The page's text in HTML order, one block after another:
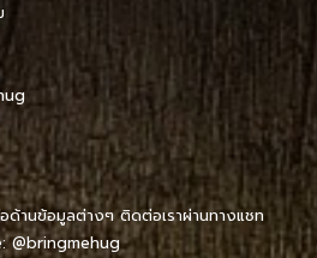
อด้านข้อมูลต่างๆ ติดต่อเราผ่านทางแชท
@bringmehug